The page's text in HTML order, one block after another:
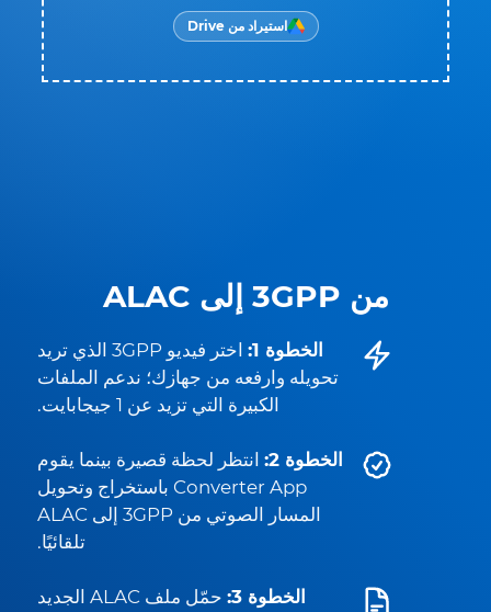
من 3GPP إلى ALAC
الخطوة 1:
اختر فيديو 3GPP الذي تريد
تحويله وارفعه من جهازك؛ ندعم الملفات
الكبيرة التي تزيد عن 1 جيجابايت.
الخطوة 2:
انتظر لحظة قصيرة بينما يقوم
Converter App باستخراج وتحويل
المسار الصوتي من 3GPP إلى ALAC
تلقائيًا.
الخطوة 3:
حمّل ملف ALAC الجديد
استيراد من Drive